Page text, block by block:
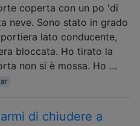
coperta con un po 'di
neve. Sono stato in grado
lato conducente,
bloccata. Ho tirato la
non si è mossa. Ho …
di chiudere a